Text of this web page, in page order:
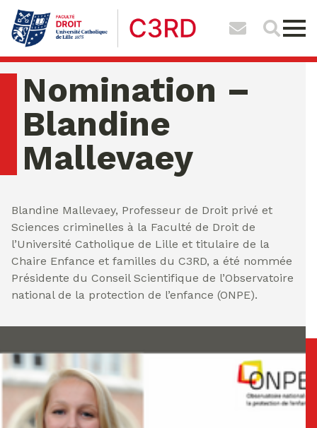
Nomination –
Blandine
Mallevaey
Blandine Mallevaey, Professeur de Droit privé et
Sciences criminelles à la Faculté de Droit de
l’Université Catholique de Lille et titulaire de la
Chaire Enfance et familles du C3RD, a été nommée
Présidente du Conseil Scientifique de l’Observatoire
national de la protection de l’enfance (ONPE).